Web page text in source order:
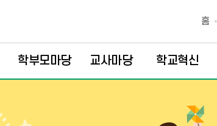
홈
학부모마당 교사마당 학교혁신